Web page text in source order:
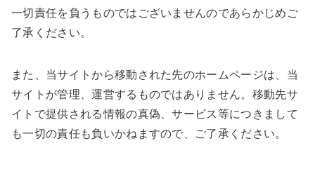
一切責任を負うものではございませんのであらかじめご
了承ください。
また、当サイトから移動された先のホームページは、当
サイトが管理、運営するものではありません。移動先サ
イトで提供される情報の真偽、サービス等につきまして
も一切の責任も負いかねますので、ご了承ください。